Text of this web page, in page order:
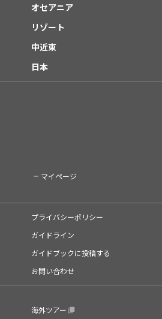
オセアニア
リゾート
中近東
日本
マイページ
プライバシーポリシー
ガイドライン
ガイドブックに投稿する
お問い合わせ
海外ツアー